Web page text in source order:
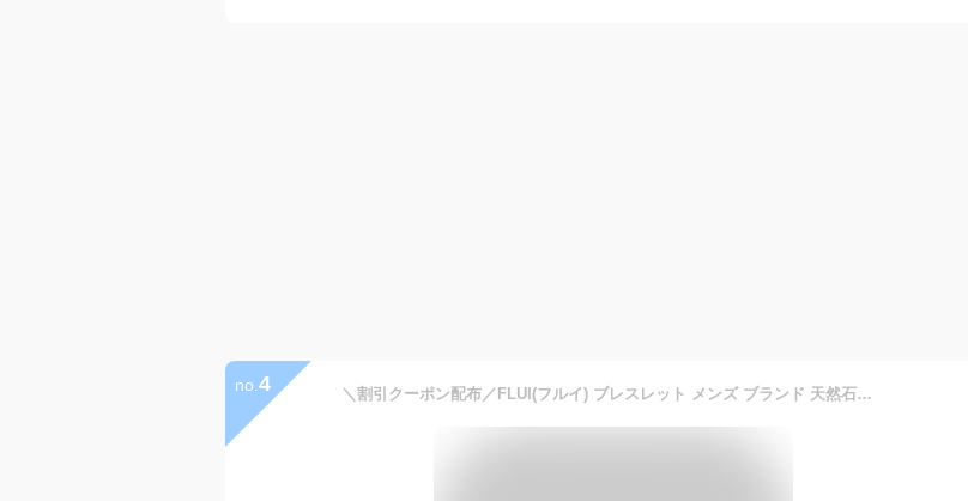
no. 4 ＼割引クーポン配布／FLUI(フルイ) ブレスレット メンズ ブランド 天然石マイクロブレスレット シンプル メンズ レディース ペア ターコイズ ラピスラズリ オニキス ワンポイント 細め CULTURAL FLUI カルトラルフルイ